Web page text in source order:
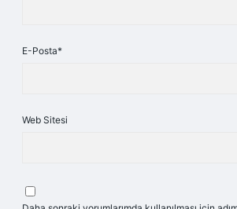
E-Posta*
Web Sitesi